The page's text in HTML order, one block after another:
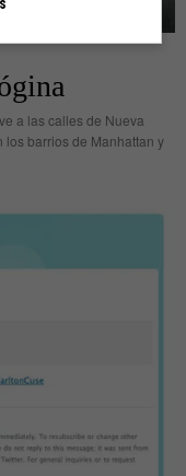
a las calles de Nueva
los barrios de Manhattan y